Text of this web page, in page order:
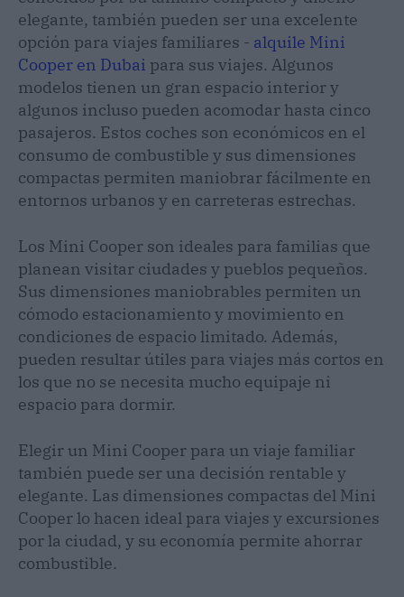
elegante, también pueden ser una excelente
opción para viajes familiares - alquile Mini
Cooper en Dubai para sus viajes. Algunos
modelos tienen un gran espacio interior y
algunos incluso pueden acomodar hasta cinco
pasajeros. Estos coches son económicos en el
consumo de combustible y sus dimensiones
compactas permiten maniobrar fácilmente en
entornos urbanos y en carreteras estrechas.
Los Mini Cooper son ideales para familias que
planean visitar ciudades y pueblos pequeños.
Sus dimensiones maniobrables permiten un
cómodo estacionamiento y movimiento en
condiciones de espacio limitado. Además,
pueden resultar útiles para viajes más cortos en
los que no se necesita mucho equipaje ni
espacio para dormir.
Elegir un Mini Cooper para un viaje familiar
también puede ser una decisión rentable y
elegante. Las dimensiones compactas del Mini
Cooper lo hacen ideal para viajes y excursiones
por la ciudad, y su economía permite ahorrar
combustible.